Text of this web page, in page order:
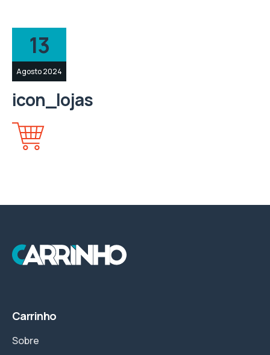
13
Agosto 2024
icon_lojas
Carrinho
Sobre